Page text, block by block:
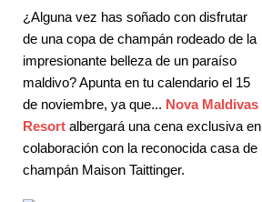
[ 4 de enero
de 2026 ]
Día de San
Valentín
¿Alguna vez has soñado con disfrutar
de una copa de champán rodeado de la
impresionante belleza de un paraíso
maldivo? Apunta en tu calendario el 15
de noviembre, ya que... Nova Maldivas
Resort albergará una cena exclusiva en
colaboración con la reconocida casa de
champán Maison Taittinger.